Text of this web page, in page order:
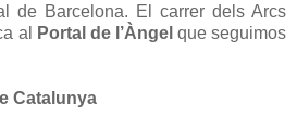
de Barcelona. El carrer dels Arcs
al
Portal de l’Àngel que seguimos
Catalunya